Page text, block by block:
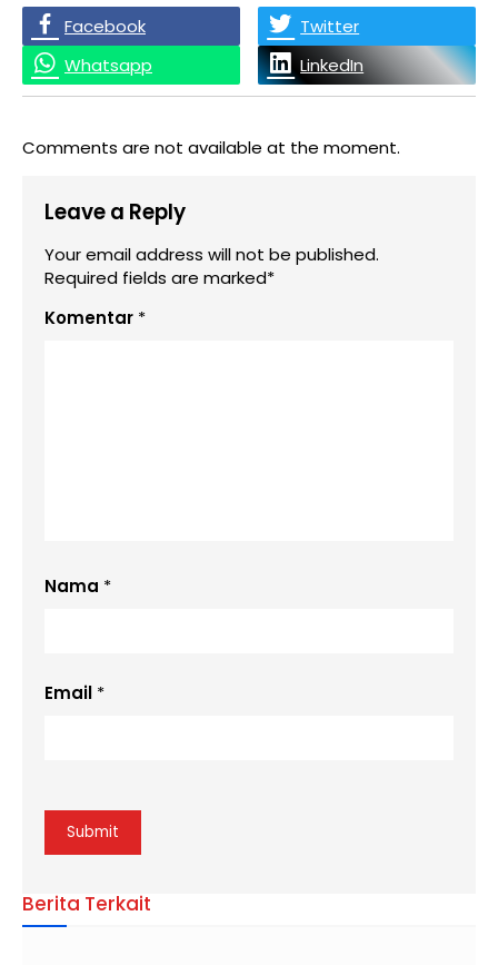
Facebook
Twitter
Whatsapp
LinkedIn
Comments are not available at the moment.
Leave a Reply
Your email address will not be published.
Required fields are marked*
Komentar *
Nama *
Email *
Berita Terkait